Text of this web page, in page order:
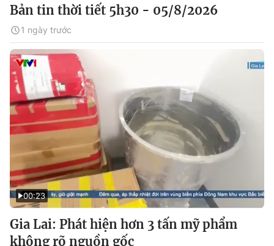
Bản tin thời tiết 5h30 - 05/8/2026
1 ngày trước
00:23
Gia Lai: Phát hiện hơn 3 tấn mỹ phẩm
không rõ nguồn gốc